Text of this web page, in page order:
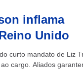
inflama
Unido
curto mandato de Liz
cargo. Aliados